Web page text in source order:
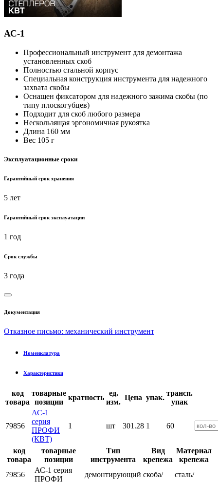
АС-1
Профессиональный инструмент для демонтажа
установленных скоб
Полностью стальной корпус
Специальная конструкция инструмента для надежного
захвата скобы
Оснащен фиксатором для надежного зажима скобы (по
типу плоскогубцев)
Подходит для скоб любого размера
Нескользящая эргономичная рукоятка
Длина 160 мм
Вес 105 г
Эксплуатационные сроки
Гарантийный срок хранения
5 лет
Гарантийный срок эксплуатации
1 год
Срок службы
3 года
Документация
Отказное письмо: механический инструмент
Номенклатура
Характеристики
код
товара
товарные
позиции
кратность
ед.
изм.
Цена упак.
трансп.
упак
79856
АС-1
серия
ПРОФИ
(КВТ)
1 шт 301.28 1 60
код
товара
товарные
позиции
Тип
инструмента
Вид
крепежа
Материал
крепежа
79856
АС-1 серия
ПРОФИ
демонтирующий скоба/ сталь/